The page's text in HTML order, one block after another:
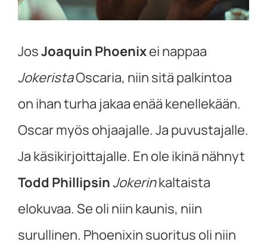
JosJoaquin Phoenixei nappaa
JokeristaOscaria, niin sitä palkintoa
on ihan turha jakaa enää kenellekään.
Oscar myös ohjaajalle. Ja puvustajalle.
Ja käsikirjoittajalle. En ole ikinä nähnyt
Todd PhillipsinJokerinkaltaista
elokuvaa. Se oli niin kaunis, niin
surullinen. Phoenixin suoritus oli niin